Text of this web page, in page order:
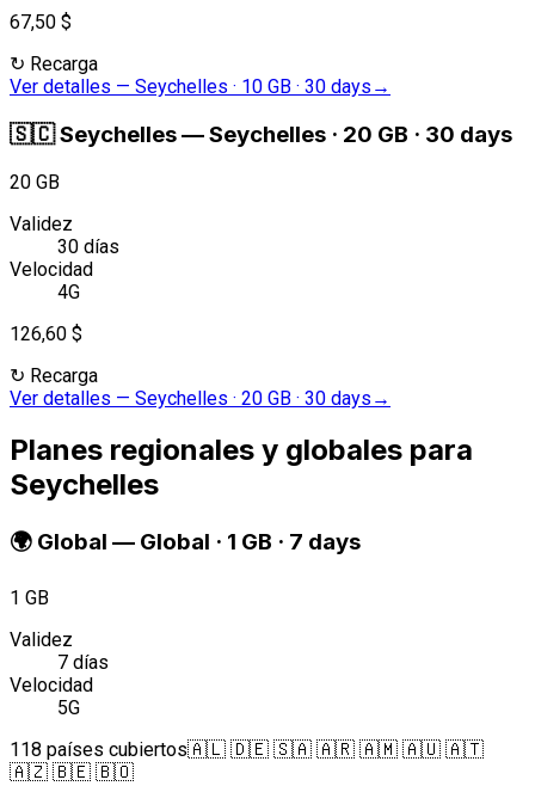
67,50 $
↻ Recarga
Ver detalles — Seychelles · 10 GB · 30 days →
🇸🇨Seychelles—Seychelles · 20 GB · 30 days
20 GB
Validez
30 días
Velocidad
4G
126,60 $
↻ Recarga
Ver detalles — Seychelles · 20 GB · 30 days →
Planes regionales y globales para
Seychelles
🌍 Global — Global · 1 GB · 7 days
1 GB
Validez
7 días
Velocidad
5G
118 países cubiertos🇦🇱 🇩🇪 🇸🇦 🇦🇷 🇦🇲 🇦🇺 🇦🇹
🇦🇿 🇧🇪 🇧🇴